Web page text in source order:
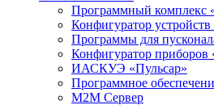
Программный комплекс
Конфигуратор устройств
Программы для
Конфигуратор приборов
ИАСКУЭ «Пульсар»
Программное
M2M Сервер